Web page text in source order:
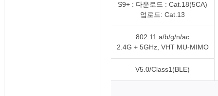
S9+ : 다운로드 : Cat.18(5CA)
업로드: Cat.13
802.11 a/b/g/n/ac
2.4G + 5GHz, VHT MU-MIMO
V5.0/Class1(BLE)